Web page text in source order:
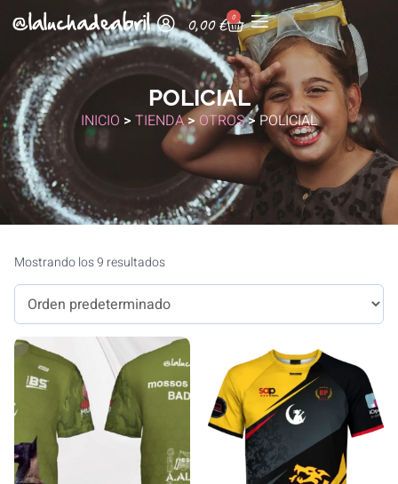
0,00€ 0
POLICIAL
INICIO > TIENDA> OTROS>POLICIAL
Mostrando los 9 resultados